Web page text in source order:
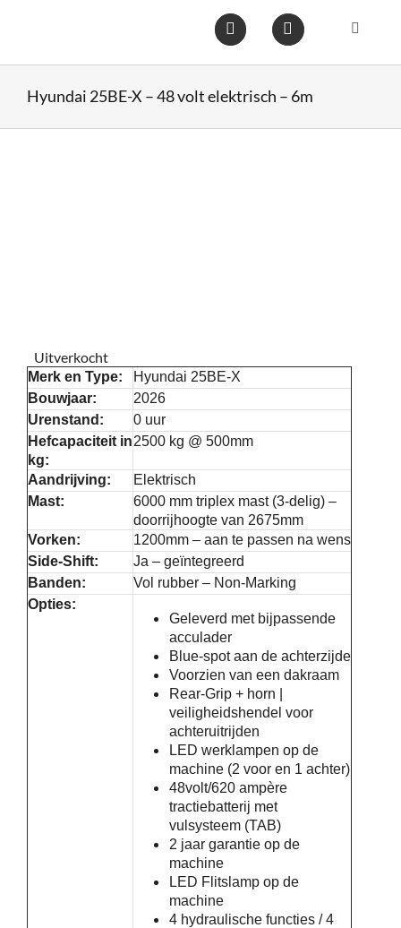
Toggle
Hyundai 25BE-X – 48 volt elektrisch – 6m
Uitverkocht
Merk en Type:
Hyundai 25BE-X
Bouwjaar:
2026
Urenstand:
0 uur
Hefcapaciteit in
kg:
2500 kg @ 500mm
Aandrijving:
Elektrisch
Mast:
6000 mm triplex mast (3-delig) –
doorrijhoogte van 2675mm
Vorken:
1200mm – aan te passen na wens
Side-Shift:
Ja – geïntegreerd
Banden:
Vol rubber – Non-Marking
Opties:
Geleverd met bijpassende
acculader
Blue-spot aan de achterzijde
Voorzien van een dakraam
Rear-Grip + horn |
veiligheidshendel voor
achteruitrijden
LED werklampen op de
machine (2 voor en 1 achter)
48volt/620 ampère
tractiebatterij met
vulsysteem (TAB)
2 jaar garantie op de
machine
LED Flitslamp op de
machine
4 hydraulische functies / 4